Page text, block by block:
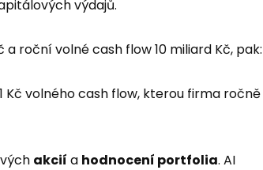
výdajů.
roční volné cash flow 10 miliard Kč, pak:
Kč volného cash flow, kterou firma ročně
akcií a hodnocení portfolia. AI